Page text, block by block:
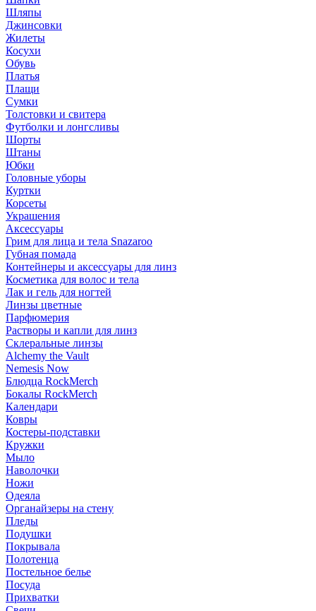
Шляпы
Джинсовки
Жилеты
Косухи
Обувь
Платья
Плащи
Сумки
Толстовки и свитера
Футболки и лонгсливы
Шорты
Штаны
Юбки
Головные уборы
Куртки
Корсеты
Украшения
Аксессуары
Грим для лица и тела Snazaroo
Губная помада
Контейнеры и аксессуары для линз
Косметика для волос и тела
Лак и гель для ногтей
Линзы цветные
Парфюмерия
Растворы и капли для линз
Склеральные линзы
Alchemy the Vault
Nemesis Now
Блюдца RockMerch
Бокалы RockMerch
Календари
Ковры
Костеры-подставки
Кружки
Мыло
Наволочки
Ножи
Одеяла
Органайзеры на стену
Пледы
Подушки
Покрывала
Полотенца
Постельное белье
Посуда
Прихватки